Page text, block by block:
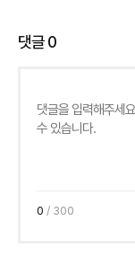
댓글0
0 / 300